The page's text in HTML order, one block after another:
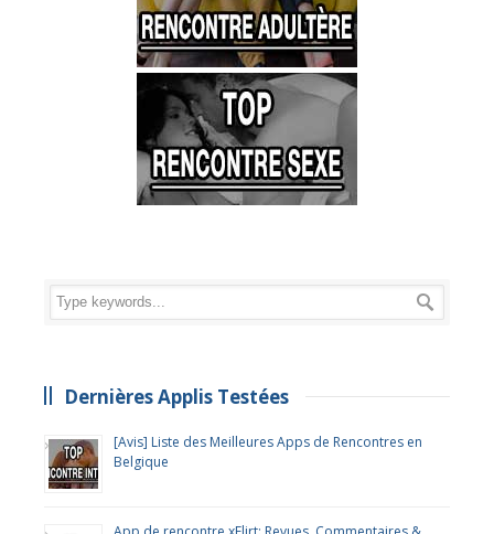
Dernières Applis Testées
[Avis] Liste des Meilleures Apps de Rencontres en
Belgique